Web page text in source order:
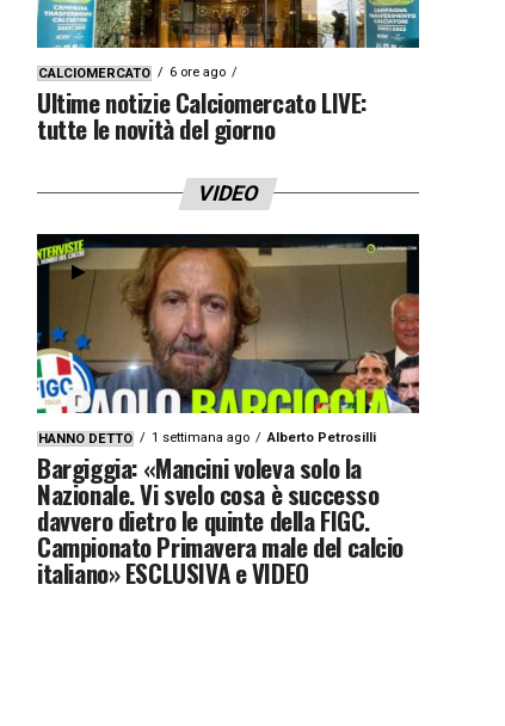
CALCIOMERCATO 6 ore ago
Ultime notizie Calciomercato LIVE:
tutte le novità del giorno
VIDEO
HANNO DETTO 1 settimana ago Alberto Petrosilli
Bargiggia: «Mancini voleva solo la
Nazionale. Vi svelo cosa è successo
davvero dietro le quinte della FIGC.
Campionato Primavera male del calcio
italiano» ESCLUSIVA e VIDEO